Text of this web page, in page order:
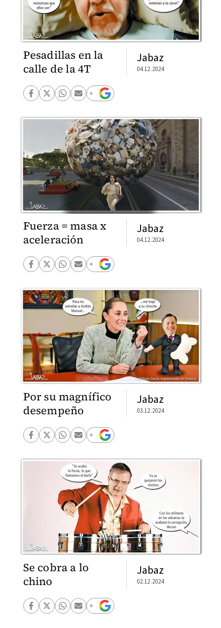
Pesadillas en la
calle de la 4T
Jabaz
04.12.2024
Fuerza = masa x
aceleración
Jabaz
04.12.2024
Por su magnífico
desempeño
Jabaz
03.12.2024
Se cobra a lo
chino
Jabaz
02.12.2024